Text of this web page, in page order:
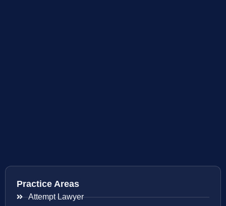
Practice Areas
Attempt Lawyer